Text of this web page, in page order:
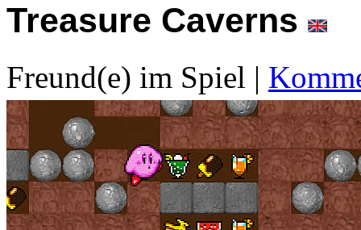
Treasure Caverns
Freund(e) im Spiel |